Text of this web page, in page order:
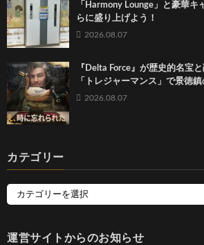
「Harmony Lounge」と豪華キ
らに盛り上げよう！
2026.08.07
『Delta Force』が歴史的名宝
「トレジャーマンス」で景徳
2026.08.07
カテゴリー
運営サイトからのお知らせ